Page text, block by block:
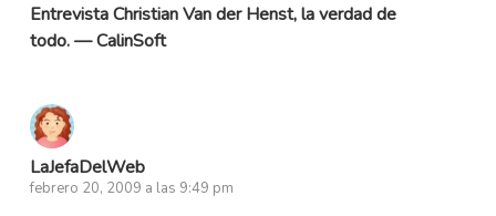
Entrevista Christian Van der Henst, la verdad de
todo. — CalinSoft
LaJefaDelWeb
febrero 20, 2009 a las 9:49 pm